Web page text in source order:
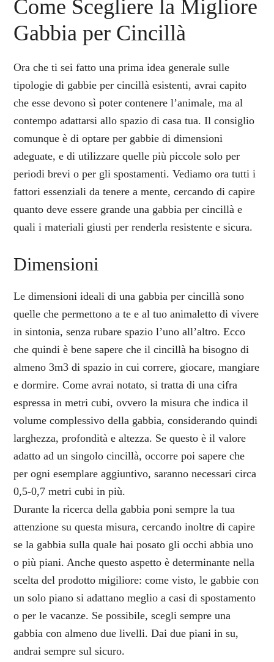
Come Scegliere la Migliore
Gabbia per Cincillà
Ora che ti sei fatto una prima idea generale sulle
tipologie di gabbie per cincillà esistenti, avrai capito
che esse devono sì poter contenere l’animale, ma al
contempo adattarsi allo spazio di casa tua. Il consiglio
comunque è di optare per gabbie di dimensioni
adeguate, e di utilizzare quelle più piccole solo per
periodi brevi o per gli spostamenti. Vediamo ora tutti i
fattori essenziali da tenere a mente, cercando di capire
quanto deve essere grande una gabbia per cincillà e
quali i materiali giusti per renderla resistente e sicura.
Dimensioni
Le dimensioni ideali di una gabbia per cincillà sono
quelle che permettono a te e al tuo animaletto di vivere
in sintonia, senza rubare spazio l’uno all’altro. Ecco
che quindi è bene sapere che il cincillà ha bisogno di
almeno 3m3 di spazio in cui correre, giocare, mangiare
e dormire. Come avrai notato, si tratta di una cifra
espressa in metri cubi, ovvero la misura che indica il
volume complessivo della gabbia, considerando quindi
larghezza, profondità e altezza. Se questo è il valore
adatto ad un singolo cincillà, occorre poi sapere che
per ogni esemplare aggiuntivo, saranno necessari circa
0,5-0,7 metri cubi in più.
Durante la ricerca della gabbia poni sempre la tua
attenzione su questa misura, cercando inoltre di capire
se la gabbia sulla quale hai posato gli occhi abbia uno
o più piani. Anche questo aspetto è determinante nella
scelta del prodotto migiliore: come visto, le gabbie con
un solo piano si adattano meglio a casi di spostamento
o per le vacanze. Se possibile, scegli sempre una
gabbia con almeno due livelli. Dai due piani in su,
andrai sempre sul sicuro.